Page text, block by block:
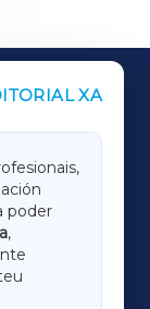
XA
poder
,